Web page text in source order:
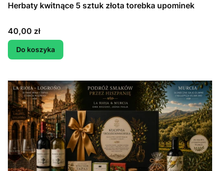
Herbaty kwitnące 5 sztuk złota torebka upominek
Cena
40,00 zł
Do koszyka